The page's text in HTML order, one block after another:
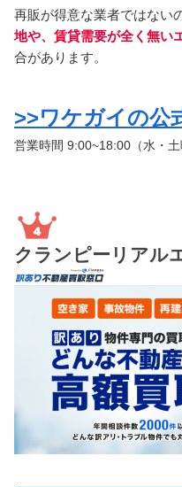
再販が得意な業者ではない
地や、賃貸需要が全く無い
合があります。
>>ワケガイの公
営業時間 9:00~18:00（水・土
クランピーリアル